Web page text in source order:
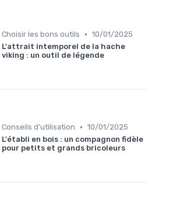
Choisir les bons outils • 10/01/2025
L'attrait intemporel de la hache
viking : un outil de légende
Conseils d'utilisation • 10/01/2025
L'établi en bois : un compagnon fidèle
pour petits et grands bricoleurs